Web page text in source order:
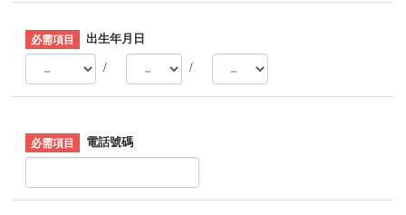
出生年月日
/
/
電話號碼